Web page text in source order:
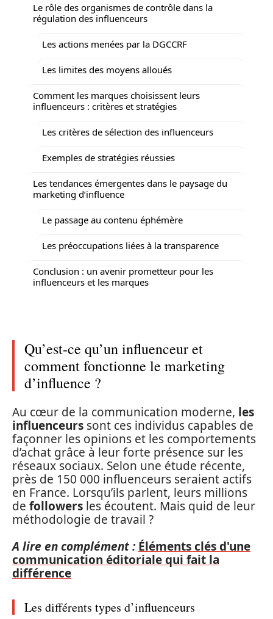
Le rôle des organismes de contrôle dans la
régulation des influenceurs
Les actions menées par la DGCCRF
Les limites des moyens alloués
Comment les marques choisissent leurs
influenceurs : critères et stratégies
Les critères de sélection des influenceurs
Exemples de stratégies réussies
Les tendances émergentes dans le paysage du
marketing d’influence
Le passage au contenu éphémère
Les préoccupations liées à la transparence
Conclusion : un avenir prometteur pour les
influenceurs et les marques
Qu’est-ce qu’un influenceur et
comment fonctionne le marketing
d’influence ?
Au cœur de la communication moderne, les
influenceurs sont ces individus capables de
façonner les opinions et les comportements
d’achat grâce à leur forte présence sur les
réseaux sociaux. Selon une étude récente,
près de 150 000 influenceurs seraient actifs
en France. Lorsqu’ils parlent, leurs millions
de followers les écoutent. Mais quid de leur
méthodologie de travail ?
A lire en complément : Éléments clés d'une
communication éditoriale qui fait la
différence
Les différents types d’influenceurs